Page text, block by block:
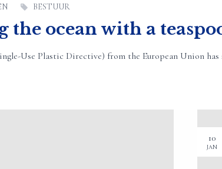
the ocean with a
BESTUUR
Use Plastic Directive) from the European Union
10
JAN